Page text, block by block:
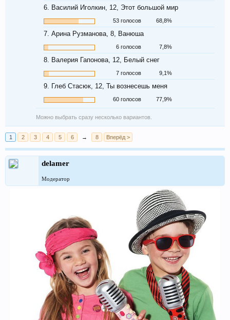
6. Василий Иголкин, 12, Этот большой мир
53 голосов 68,8%
7. Арина Рузманова, 8, Ванюша
6 голосов 7,8%
8. Валерия Гапонова, 12, Белый снег
7 голосов 9,1%
9. Глеб Стасюк, 12, Ты вознесешь меня
60 голосов 77,9%
Можно выбрать сразу несколько вариантов.
1 2 3 4 5 6 → 8 Вперёд >
delamer
Модератор